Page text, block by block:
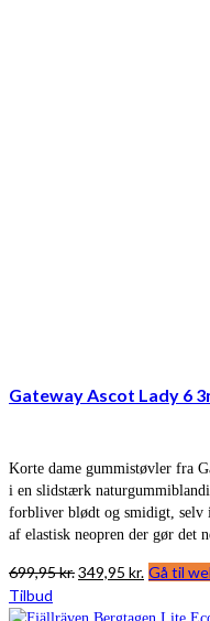
Gateway Ascot Lady 6
Korte dame gummistøvler fra
i en slidstærk
forbliver blødt og smidigt, selv
af elastisk neopren der gør det
699,95kr.Den
pris
349,95 kr. Den
pris
Gå til
Tilbud